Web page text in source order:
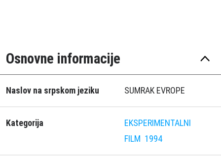
Osnovne informacije
Naslov na srpskom jeziku SUMRAK EVROPE
Kategorija
EKSPERIMENTALNI
FILM 1994